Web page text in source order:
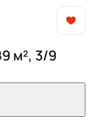
м², 3/9